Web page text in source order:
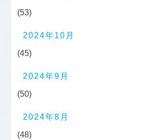
(53)
2024年10月
(45)
2024年9月
(50)
2024年8月
(48)